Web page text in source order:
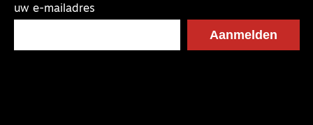
uw e-mailadres